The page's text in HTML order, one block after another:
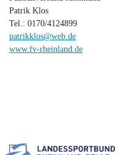
Patrik Klos
Tel.: 0170/4124899
patrikklos@web.de
www.fv-rheinland.de